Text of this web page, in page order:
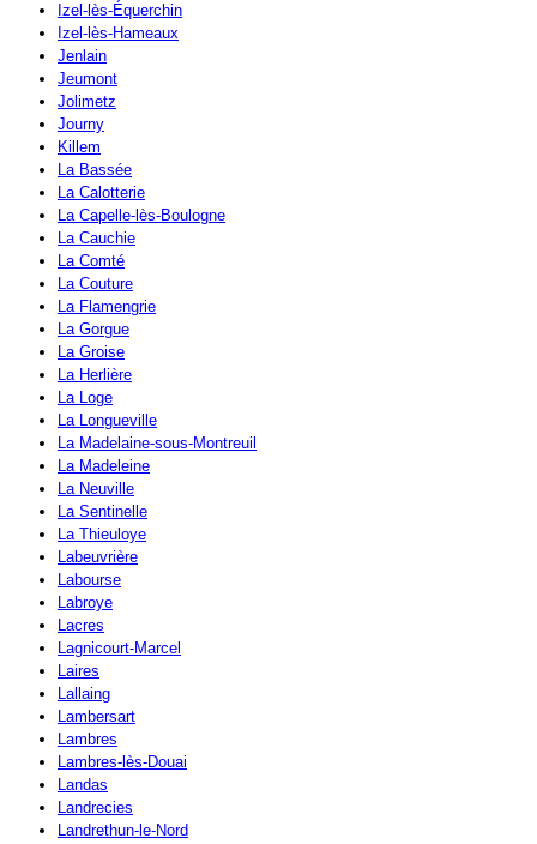
Izel-lès-Équerchin
Izel-lès-Hameaux
Jenlain
Jeumont
Jolimetz
Journy
Killem
La Bassée
La Calotterie
La Capelle-lès-Boulogne
La Cauchie
La Comté
La Couture
La Flamengrie
La Gorgue
La Groise
La Herlière
La Loge
La Longueville
La Madelaine-sous-Montreuil
La Madeleine
La Neuville
La Sentinelle
La Thieuloye
Labeuvrière
Labourse
Labroye
Lacres
Lagnicourt-Marcel
Laires
Lallaing
Lambersart
Lambres
Lambres-lès-Douai
Landas
Landrecies
Landrethun-le-Nord